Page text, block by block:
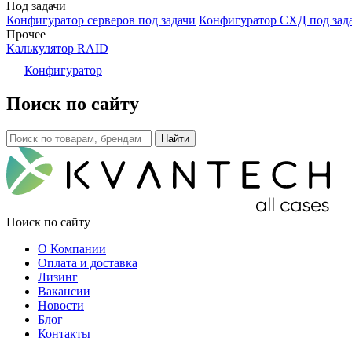
Под задачи
Конфигуратор серверов под задачи Конфигуратор СХД под
Прочее
Калькулятор RAID
Конфигуратор
Поиск по сайту
Поиск по сайту
О Компании
Оплата и доставка
Лизинг
Вакансии
Новости
Блог
Контакты